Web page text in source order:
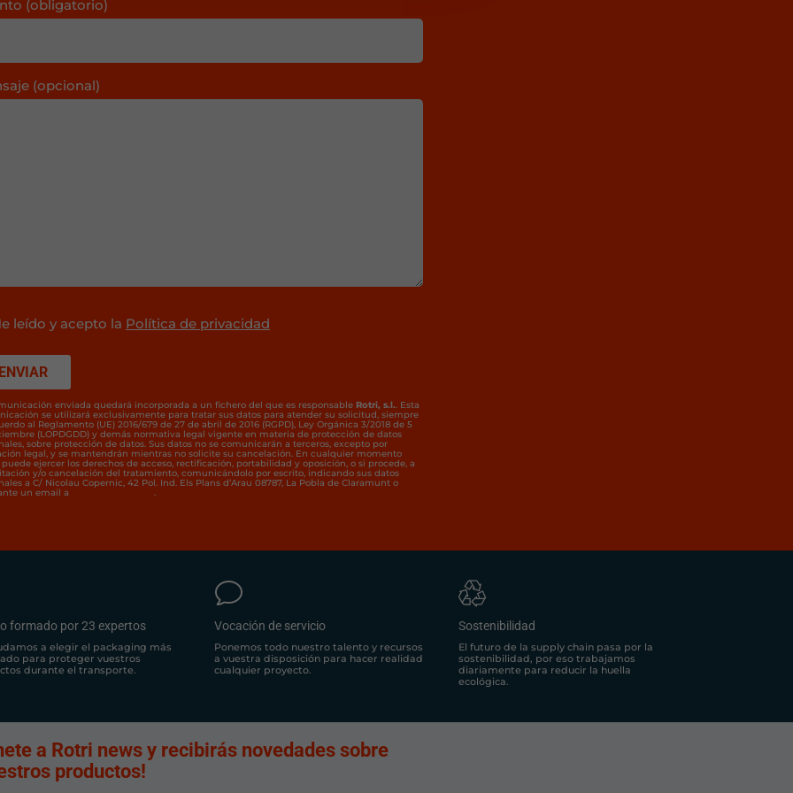
(obligatorio)
(opcional)
leído y acepto la Política de privacidad
enviada quedará incorporada a un fichero del que es responsable Rotri, s.l.. Esta
se utilizará exclusivamente para tratar sus datos para atender su solicitud, siempre
al Reglamento (UE) 2016/679 de 27 de abril de 2016 (RGPD), Ley Orgánica 3/2018 de 5
(LOPDGDD) y demás normativa legal vigente en materia de protección de datos
sobre protección de datos. Sus datos no se comunicarán a terceros, excepto por
legal, y se mantendrán mientras no solicite su cancelación. En cualquier momento
ejercer los derechos de acceso, rectificación, portabilidad y oposición, o si procede, a
y/o cancelación del tratamiento, comunicándolo por escrito, indicando sus datos
a C/ Nicolau Copernic, 42 Pol. Ind. Els Plans d’Arau 08787, La Pobla de Claramunt o
un email a
.
formado por 23 expertos
a elegir el packaging más
para proteger vuestros
durante el transporte.
v
Vocación de servicio
Ponemos todo nuestro talento y recursos
a vuestra disposición para hacer realidad
cualquier proyecto.
Sostenibilidad
El futuro de la supply chain pasa por la
sostenibilidad, por eso trabajamos
diariamente para reducir la huella
ecológica.
a Rotri news y recibirás novedades sobre
productos!